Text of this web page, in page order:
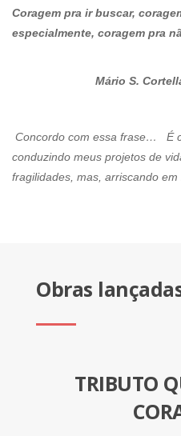
Coragem pra ir buscar,
especialmente, coragem pra
Mário S.
Concordo com essa frase… É
conduzindo meus projetos de
fragilidades, mas, arriscando
Obras
TRIBUTO